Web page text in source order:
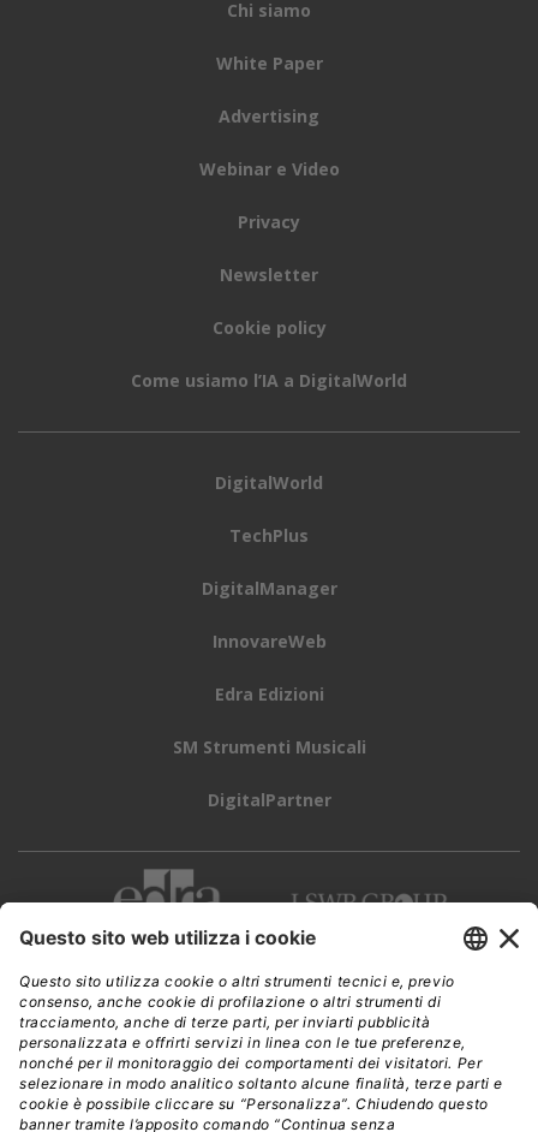
Chi siamo
White Paper
Advertising
Webinar e Video
Privacy
Newsletter
Cookie policy
Come usiamo l’IA a DigitalWorld
DigitalWorld
TechPlus
DigitalManager
InnovareWeb
Edra Edizioni
SM Strumenti Musicali
DigitalPartner
CWI è una testata giornalistica diEdra Edizioni s.r.l.
Direzione, amministrazione, redazione, pubblicità
Viale Enrico Forlanini 21 - 20134 Milano
Tel. +39 02 881841
C.F./P IVA 13002100157
www.edraedizioni.it|Privacy